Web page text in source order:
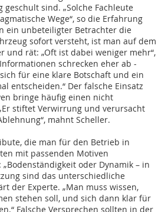
geschult sind. „Solche Fachleute
Wege“, so die Erfahrung
ein unbeteiligter Betrachter die
sofort versteht, ist man auf dem
und rät: „Oft ist dabei weniger mehr“,
schrecken eher ab -
für eine klare Botschaft und ein
entscheiden.“ Der falsche Einsatz
bringe häufig einen nicht
stiftet Verwirrung und verursacht
mahnt Scheller.
die man für den Betrieb in
mit passenden Motiven
oder Dynamik – in
sind das unterschiedliche
der Experte. „Man muss wissen,
stehen soll, und sich dann klar für
Falsche Versprechen sollten in der